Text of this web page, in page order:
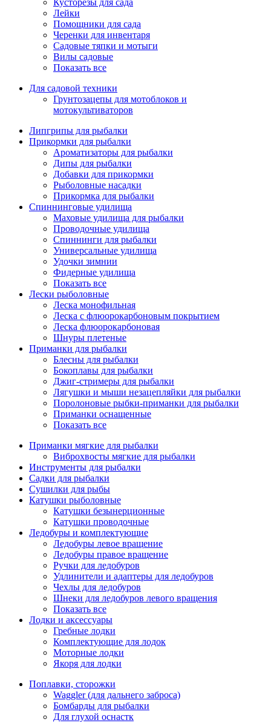
Кусторезы для сада
Лейки
Помощники для сада
Черенки для инвентаря
Садовые тяпки и мотыги
Вилы садовые
Показать все
Для садовой техники
Грунтозацепы для мотоблоков и
мотокультиваторов
Липгрипы для рыбалки
Прикормки для рыбалки
Ароматизаторы для рыбалки
Дипы для рыбалки
Добавки для прикормки
Рыболовные насадки
Прикормка для рыбалки
Спиннинговые удилища
Маховые удилища для рыбалки
Проводочные удилища
Спиннинги для рыбалки
Универсальные удилища
Удочки зимнии
Фидерные удилища
Показать все
Лески рыболовные
Леска монофильная
Леска с флюорокарбоновым покрытием
Леска флюорокарбоновая
Шнуры плетеные
Приманки для рыбалки
Блесны для рыбалки
Бокоплавы для рыбалки
Джиг-стримеры для рыбалки
Лягушки и мыши незацепляйки для рыбалки
Поролоновые рыбки-приманки для рыбалки
Приманки оснащенные
Показать все
Приманки мягкие для рыбалки
Виброхвосты мягкие для рыбалки
Инструменты для рыбалки
Садки для рыбалки
Сушилки для рыбы
Катушки рыболовные
Катушки безынерционные
Катушки проводочные
Ледобуры и комплектующие
Ледобуры левое вращение
Ледобуры правое вращение
Ручки для ледобуров
Удлинители и адаптеры для ледобуров
Чехлы для ледобуров
Шнеки для ледобуров левого вращения
Показать все
Лодки и аксессуары
Гребные лодки
Комплектующие для лодок
Моторные лодки
Якоря для лодки
Поплавки, сторожки
Waggler (для дальнего заброса)
Бомбарды для рыбалки
Для глухой оснастк